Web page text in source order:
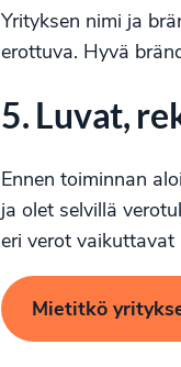
Yrityksen nimi ja
erottuva. Hyvä
5. Luvat,
Ennen toiminnan
ja olet selvillä
eri verot vaikuttavat
Mietitkö